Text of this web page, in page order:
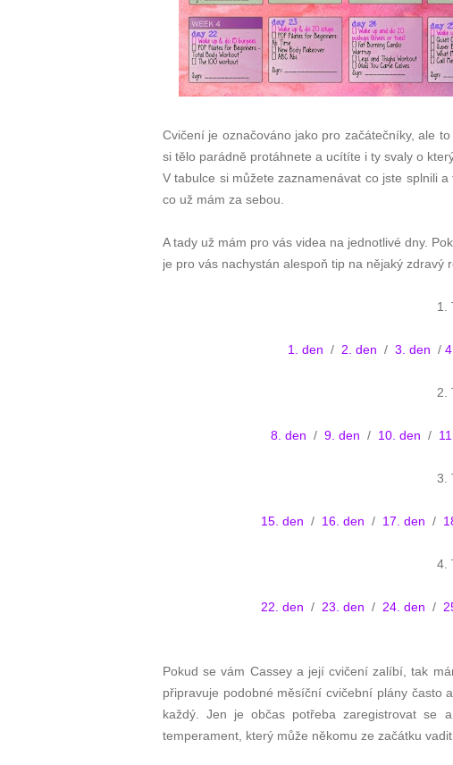
Cvičení je označováno jako pro začátečníky, ale
si tělo parádně protáhnete a ucítíte i ty svaly o
V tabulce si můžete zaznamenávat co jste splnili
co už mám za sebou.
A tady už mám pro vás videa na jednotlivé dny.
je pro vás nachystán alespoň tip na nějaký zdravý
1.
1. den / 2. den /3. den /
2.
8. den / 9. den / 10. den /
3.
15. den / 16. den / 17. den /
4.
22. den / 23. den / 24. den /
Pokud se vám Cassey a její cvičení zalíbí, tak
připravuje podobné měsíční cvičební plány často
každý. Jen je občas potřeba zaregistrovat se
temperament, který může někomu ze začátku